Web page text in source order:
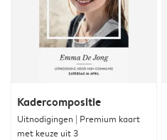
Kadercompositie
Uitnodigingen | Premium kaart
met keuze uit 3